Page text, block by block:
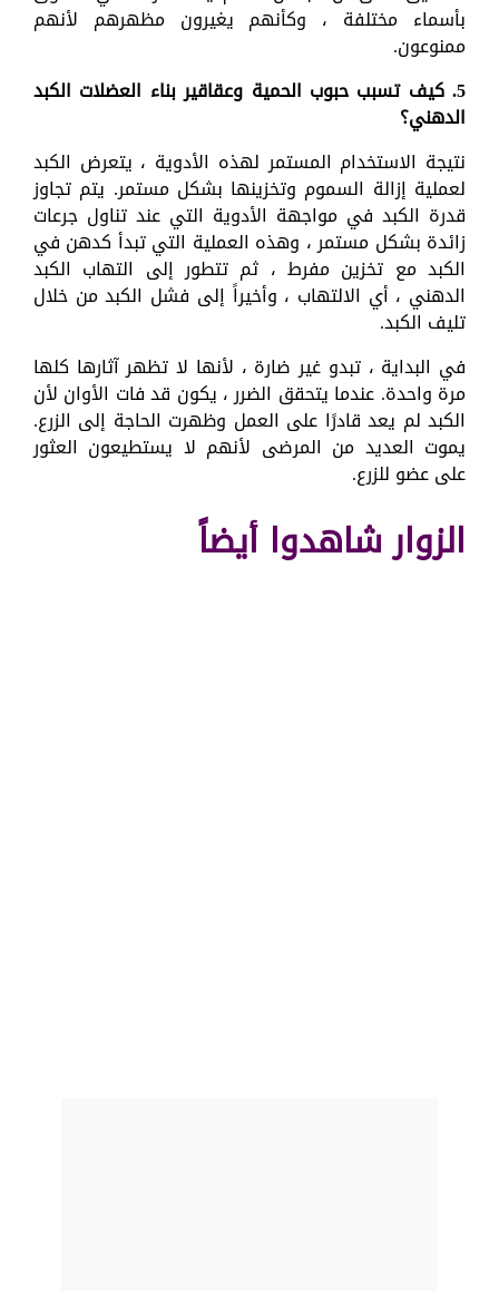
بأسماء مختلفة ، وكأنهم يغيرون مظهرهم لأنهم
ممنوعون.
5. كيف تسبب حبوب الحمية وعقاقير بناء العضلات الكبد
الدهني؟
نتيجة الاستخدام المستمر لهذه الأدوية ، يتعرض الكبد
لعملية إزالة السموم وتخزينها بشكل مستمر. يتم تجاوز
قدرة الكبد في مواجهة الأدوية التي عند تناول جرعات
زائدة بشكل مستمر ، وهذه العملية التي تبدأ كدهن في
الكبد مع تخزين مفرط ، ثم تتطور إلى التهاب الكبد
الدهني ، أي الالتهاب ، وأخيراً إلى فشل الكبد من خلال
تليف الكبد.
في البداية ، تبدو غير ضارة ، لأنها لا تظهر آثارها كلها
مرة واحدة. عندما يتحقق الضرر ، يكون قد فات الأوان لأن
الكبد لم يعد قادرًا على العمل وظهرت الحاجة إلى الزرع.
يموت العديد من المرضى لأنهم لا يستطيعون العثور
على عضو للزرع.
الزوار شاهدوا أيضاً